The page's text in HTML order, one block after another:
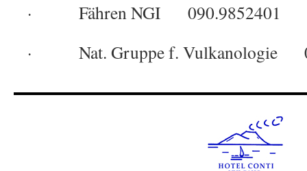
· Fähren NGI 090.9852401
· Nat. Gruppe f. Vulkanologie